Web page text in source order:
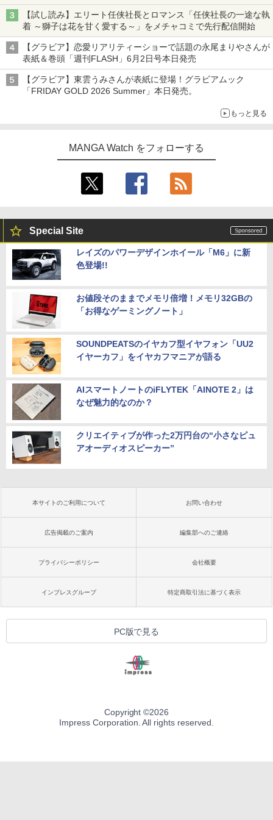
【試し読み】エリート任侠社長とロマンス「任侠社長の一途な執
着 ～獅子は花を甘く愛する～」をメチャコミで先行配信開始
【グラビア】恋愛リアリティーショーで話題の永尾まりやさんが
表紙＆巻頭「週刊FLASH」6月2日号本日発売
【グラビア】東雲うみさんが表紙に登場！グラビアムック
「FRIDAY GOLD 2026 Summer」本日発売。
もっと見る
MANGA Watch をフォローする
Special Site
レイズのパワーデザインホイール「M6」に新
色登場!!
お値段そのままでメモリ倍増！メモリ32GBの
「お得なゲーミングノート」
SOUNDPEATSのイヤカフ型イヤフォン「UU2
イヤーカフ」をイヤカフマニアが語る
AIスマートノートのiFLYTEK「AINOTE 2」は
なぜ魅力的なのか？
クリエイティブが作った2万円台の“小さなピュ
アオーディオスピーカー”
本サイトのご利用について お問い合わせ
広告掲載のご案内 編集部へのご連絡
プライバシーポリシー 会社概要
インプレスグループ 特定商取引法に基づく表示
PC版で見る
Copyright ©2026
Impress Corporation. All rights reserved.